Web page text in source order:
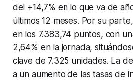
del +14,7% en lo que va de
últimos 12 meses. Por su
en los 7.383,74 puntos, con
2,64% en la jornada,
clave de 7.325 unidades. La
a un aumento de las tasas de